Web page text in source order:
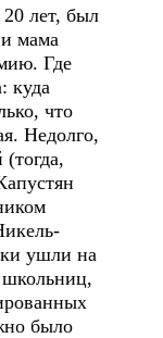
20 лет, был
мама
Где
куда
что
Недолго,
ушли на
было